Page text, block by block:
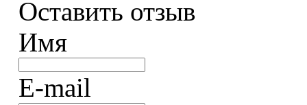
Оставить отзыв
Имя
E-mail